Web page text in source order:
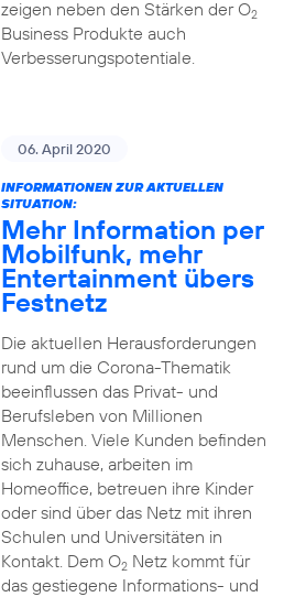
zeigen neben den Stärken der O2
Business Produkte auch
Verbesserungspotentiale.
06. April 2020
INFORMATIONEN ZUR AKTUELLEN
SITUATION:
Mehr Information per
Mobilfunk, mehr
Entertainment übers
Festnetz
Die aktuellen Herausforderungen
rund um die Corona-Thematik
beeinflussen das Privat- und
Berufsleben von Millionen
Menschen. Viele Kunden befinden
sich zuhause, arbeiten im
Homeoffice, betreuen ihre Kinder
oder sind über das Netz mit ihren
Schulen und Universitäten in
Kontakt. Dem O2Netz kommt für
das gestiegene Informations- und